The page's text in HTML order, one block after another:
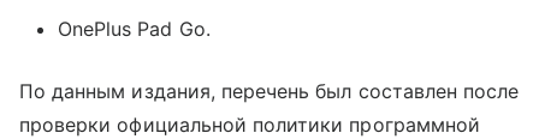
OnePlus Pad Go.
По данным издания, перечень был составлен после
проверки официальной политики программной